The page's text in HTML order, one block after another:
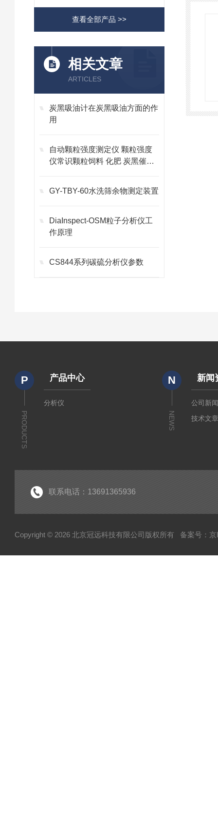
查看全部产品 >>
相关文章
ARTICLES
炭黑吸油计在炭黑吸油方面的作
用
自动颗粒强度测定仪 颗粒强度
仪常识颗粒饲料 化肥 炭黑催化
GY-TBY-60水洗筛余物测定装置
DiaInspect-OSM粒子分析仪工
作原理
CS844系列碳硫分析仪参数
P
PRODUCTS
产品中心
分析仪
N
NEWS
新闻
公司新
技术文
联系电话：13691365936
Copyright © 2026 北京冠远科技有限公司版权所有 备案号：